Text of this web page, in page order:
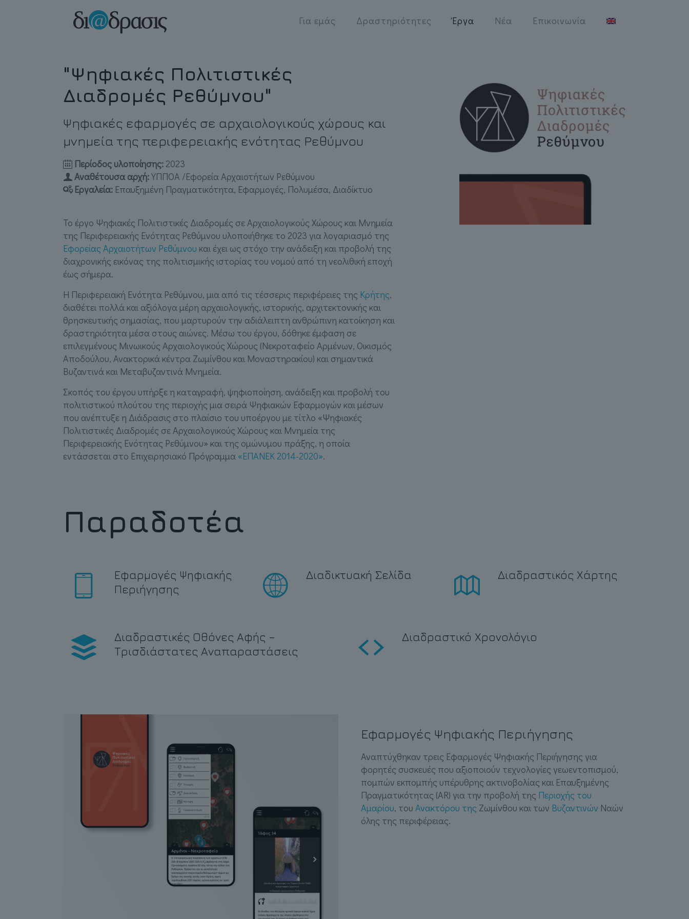
Για εμάς Δραστηριότητες Έργα Νέα Επικοινωνία
"Ψηφιακές Πολιτιστικές
Διαδρομές Ρεθύμνου"
Ψηφιακές εφαρμογές σε αρχαιολογικούς χώρους και
μνημεία της περιφερειακής ενότητας Ρεθύμνου
Περίοδος υλοποίησης: 2023
Αναθέτουσα αρχή:ΥΠΠΟΑ /Εφορεία Αρχαιοτήτων Ρεθύμνου
Eργαλεία: Eπαυξημένη Πραγματικότητα, Εφαρμογές, Πολυμέσα, Διαδίκτυο
Το έργο Ψηφιακές Πολιτιστικές Διαδρομές σε Αρχαιολογικούς Χώρους και Μνημεία
της Περιφερειακής Ενότητας Ρεθύμνου υλοποιήθηκε το 2023 για λογαριασμό της
Εφορείας Αρχαιοτήτων Ρεθύμνου και έχει ως στόχο την ανάδειξη και προβολή της
διαχρονικής εικόνας της πολιτισμικής ιστορίας του νομού από τη νεολιθική εποχή
έως σήμερα.
Η Περιφερειακή Ενότητα Ρεθύμνου, μια από τις τέσσερις περιφέρειες της Κρήτης,
διαθέτει πολλά και αξιόλογα μέρη αρχαιολογικής, ιστορικής, αρχιτεκτονικής και
θρησκευτικής σημασίας, που μαρτυρούν την αδιάλειπτη ανθρώπινη κατοίκηση και
δραστηριότητα μέσα στους αιώνες. Μέσω του έργου, δόθηκε έμφαση σε
επιλεγμένους Μινωικούς Αρχαιολογικούς Χώρους (Νεκροταφείο Αρμένων, Οικισμός
Αποδούλου, Ανακτορικά κέντρα Ζωμίνθου και Μοναστηρακίου) και σημαντικά
Βυζαντινά και Μεταβυζαντινά Μνημεία.
Σκοπός του έργου υπήρξε η καταγραφή, ψηφιοποίηση, ανάδειξη και προβολή του
πολιτιστικού πλούτου της περιοχής μια σειρά Ψηφιακών Εφαρμογών και μέσων
που ανέπτυξε η Διάδρασις στο πλαίσιο του υποέργου με τίτλο «Ψηφιακές
Πολιτιστικές Διαδρομές σε Αρχαιολογικούς Χώρους και Μνημεία της
Περιφερειακής Ενότητας Ρεθύμνου» και της ομώνυμου πράξης, η οποία
εντάσσεται στο Επιχειρησιακό Πρόγραμμα «ΕΠΑΝΕΚ 2014-2020».
Παραδοτέα
Εφαρμογές Ψηφιακής
Περιήγησης
Διαδικτυακή Σελίδα Διαδραστικός Χάρτης
Διαδραστικές Οθόνες Αφής –
Τρισδιάστατες Αναπαραστάσεις
Διαδραστικό Χρονολόγιο
Εφαρμογές Ψηφιακής Περιήγησης
Αναπτύχθηκαν τρεις Εφαρμογές Ψηφιακής Περιήγησης για
φορητές συσκευές που αξιοποιούν τεχνολογίες γεωεντοπισμού,
πομπών εκπομπής υπέρυθρης ακτινοβολίας και Επαυξημένης
Πραγματικότητας (AR) για την προβολή της Περιοχής του
Αμαρίου, του Ανακτόρου της Ζωμίνθου και των Βυζαντινών Ναών
όλης της περιφέρειας.